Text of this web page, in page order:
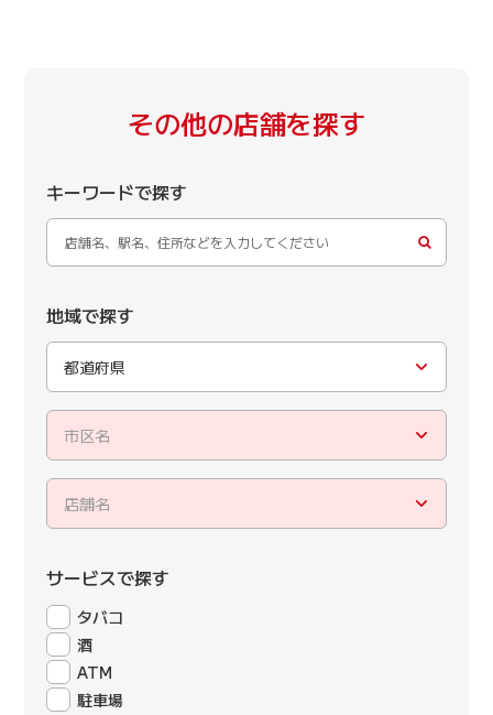
その他の店舗を探す
キーワードで探す
地域で探す
都道府県
市区名
店舗名
サービスで探す
タバコ
酒
ATM
駐車場